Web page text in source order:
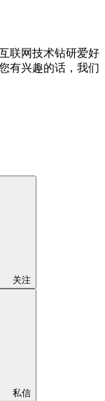
联网技术钻研爱好
有兴趣的话，我们
关注
私信